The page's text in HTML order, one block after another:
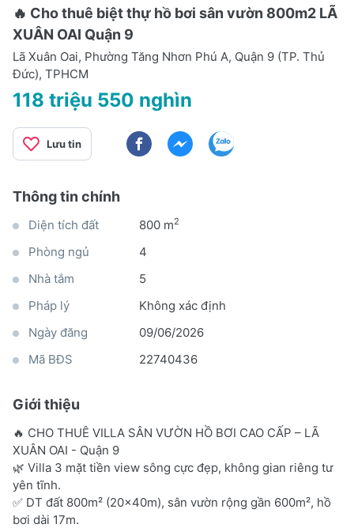
🔥 Cho thuê biệt thự hồ bơi sân vườn 800m2 LÃ
XUÂN OAI Quận 9
Lã Xuân Oai, Phường Tăng Nhơn Phú A, Quận 9 (TP. Thủ
Đức), TPHCM
118 triệu 550 nghìn
Lưu tin
Thông tin chính
Diện tích đất 800 m2
Phòng ngủ
4
Nhà tắm
5
Pháp lý
Không xác định
Ngày đăng
09/06/2026
Mã BĐS
22740436
Giới thiệu
🔥 CHO THUÊ VILLA SÂN VƯỜN HỒ BƠI CAO CẤP – LÃ
XUÂN OAI - Quận 9
🌿 Villa 3 mặt tiền view sông cực đẹp, không gian riêng tư
yên tĩnh.
✅ DT đất 800m² (20x40m), sân vườn rộng gần 600m², hồ
bơi dài 17m.